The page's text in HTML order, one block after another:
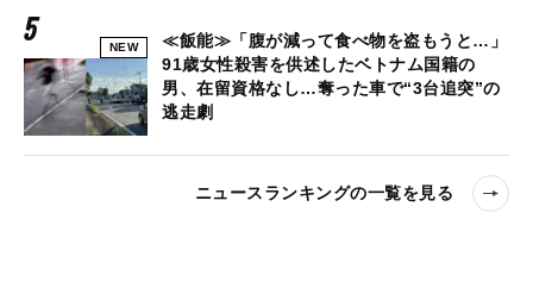
NEW
≪飯能≫「腹が減って食べ物を盗もうと…」
91歳女性殺害を供述したベトナム国籍の
男、在留資格なし…奪った車で“3台追突”の
逃走劇
ニュースランキングの一覧を見る